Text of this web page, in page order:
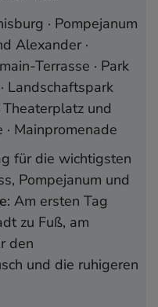
Pracht hinter
– Französisches Flair
Aschaffenburg
Aschaffenburg?
· Pompejanum
Alexander ·
Terrasse · Park
Landschaftspark
und
· Mainpromenade
für die wichtigsten
Pompejanum und
: Am ersten Tag
zu Fuß, am
den
und die ruhigeren